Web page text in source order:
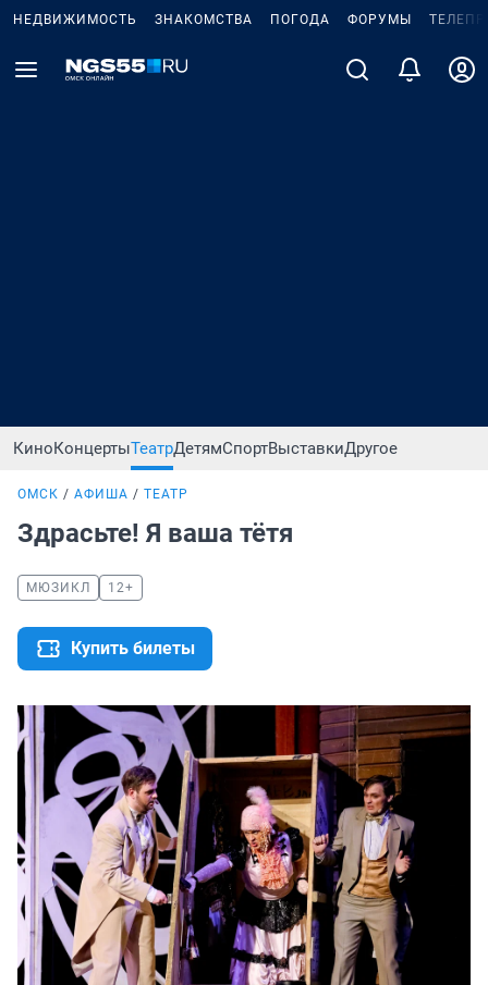
НЕДВИЖИМОСТЬ ЗНАКОМСТВА ПОГОДА ФОРУМЫ
КиноКонцертыТеатрДетямСпортВыставкиДругое
ОМСК АФИША ТЕАТР
Здрасьте! Я ваша тётя
МЮЗИКЛ 12+
Купить билеты